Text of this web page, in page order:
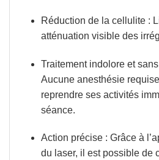
Réduction de la cellulite:
atténuation visible des
Traitement indolore et
Aucune anesthésie
reprendre ses activités
séance.
Action précise: Grâce à
du laser, il est possible de